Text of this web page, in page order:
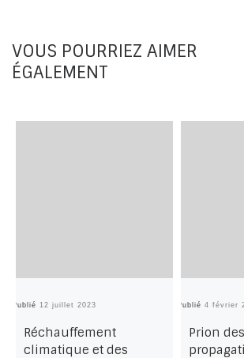
VOUS POURRIEZ AIMER
ÉGALEMENT
Publié 12 juillet 2023
Réchauffement
climatique et des
Publié4 février
Prion